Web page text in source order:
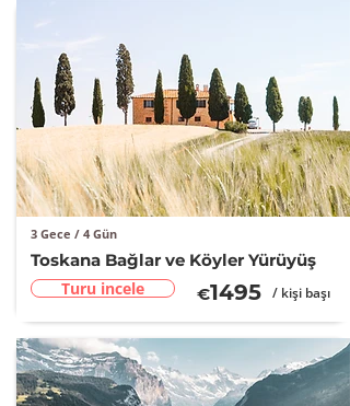
3 Gece / 4 Gün
Toskana Bağlar ve Köyler Yürüyüş
Turu incele
€1495 / kişi başı